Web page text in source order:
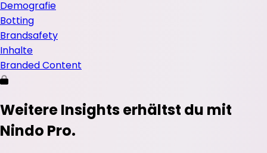
Demografie
Botting
Brandsafety
Inhalte
Branded Content
Weitere Insights erhältst du mit
Nindo Pro.